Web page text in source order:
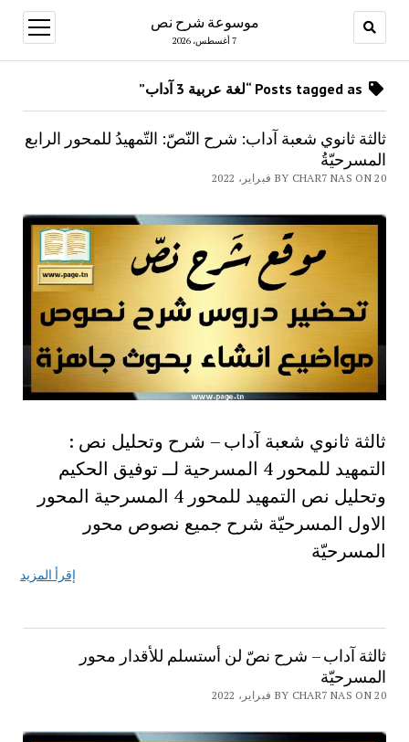
موسوعة شرح نص
7 أغسطس، 2026
open
menu
ثالثة ثانوي شعبة آداب: شرح النّصّ: التّمهيدُ للمحور الرابع
المسرحيّةُ
BY CHAR7 NAS ON 20 فبراير، 2022
ثالثة ثانوي شعبة آداب – شرح وتحليل نص :
التمهيد للمحور 4 المسرحية لــ توفيق الحكيم
وتحليل نص التمهيد للمحور 4 المسرحية المحور
الاول المسرحيّة شرح جميع نصوص محور
المسرحيّة
إقرأ المزيد
ثالثة آداب – شرح نصّ لن أستسلم للأقدار محور
المسرحيّة
BY CHAR7 NAS ON 20 فبراير، 2022